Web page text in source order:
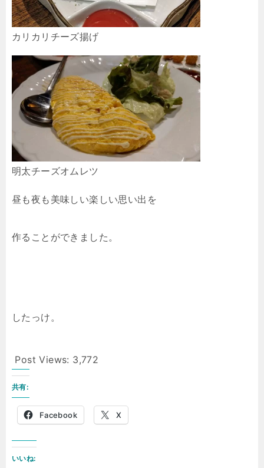
カリカリチーズ揚げ
明太チーズオムレツ
昼も夜も美味しい楽しい思い出を
作ることができました。
したっけ。
Post Views: 3,772
共有:
Facebook X
いいね: